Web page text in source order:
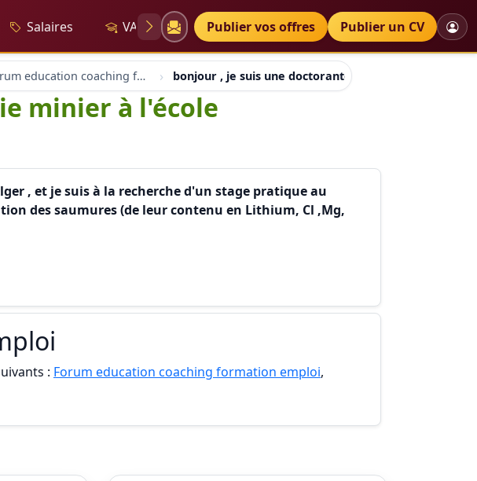
Salaires VAE Diplômes Petites annonces
Publier vos offres Publier un CV
Forum education coaching formation emploi bonjour , je suis une doctorante en génie minier à
minier à l'école
, et je suis à la recherche d'un stage pratique au
des saumures (de leur contenu en Lithium, Cl ,Mg,
: Forum education coaching formation emploi,